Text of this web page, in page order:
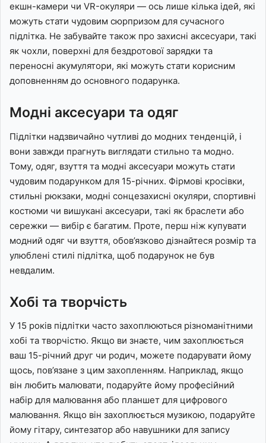
екшн-камери чи VR-окуляри — ось лише кілька ідей, які
можуть стати чудовим сюрпризом для сучасного
підлітка. Не забувайте також про захисні аксесуари, такі
як чохли, поверхні для бездротової зарядки та
переносні акумулятори, які можуть стати корисним
доповненням до основного подарунка.
Модні аксесуари та одяг
Підлітки надзвичайно чутливі до модних тенденцій, і
вони завжди прагнуть виглядати стильно та модно.
Тому, одяг, взуття та модні аксесуари можуть стати
чудовим подарунком для 15-річних. Фірмові кросівки,
стильні рюкзаки, модні сонцезахисні окуляри, спортивні
костюми чи вишукані аксесуари, такі як браслети або
сережки — вибір є багатим. Проте, перш ніж купувати
модний одяг чи взуття, обов’язково дізнайтеся розмір та
улюблені стилі підлітка, щоб подарунок не був
невдалим.
Хобі та творчість
У 15 років підлітки часто захоплюються різноманітними
хобі та творчістю. Якщо ви знаєте, чим захоплюється
ваш 15-річний друг чи родич, можете подарувати йому
щось, пов’язане з цим захопленням. Наприклад, якщо
він любить малювати, подаруйте йому професійний
набір для малювання або планшет для цифрового
малювання. Якщо він захоплюється музикою, подаруйте
йому гітару, синтезатор або навушники для запису